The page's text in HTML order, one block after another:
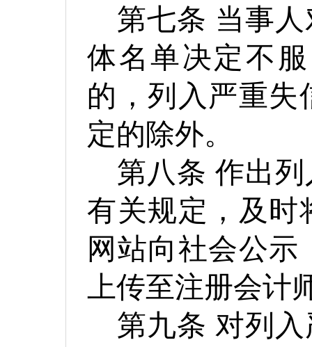
第七条 当事
体名单决定不
的，列入严重失
定的除外。
第八条 作出
有关规定，及时
网站向社会公
上传至注册会计
第九条 对列